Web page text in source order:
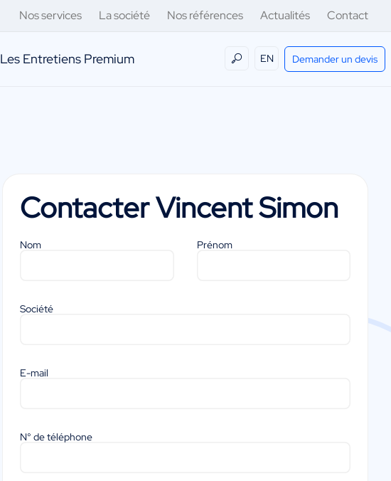
Nos services La société Nos références Actualités Contact
Les Entretiens Premium EN Demander un devis
ContacterVincent Simon
Nom Prénom
Société
E-mail
N° de téléphone